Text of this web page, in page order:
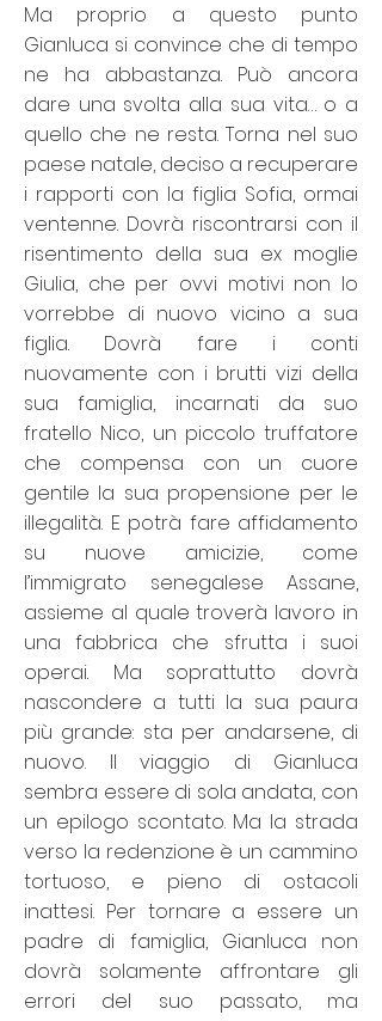
Ma proprio a questo punto
Gianluca si convince che di tempo
ne ha abbastanza. Può ancora
dare una svolta alla sua vita… o a
quello che ne resta. Torna nel suo
paese natale, deciso a recuperare
i rapporti con la figlia Sofia, ormai
ventenne. Dovrà riscontrarsi con il
risentimento della sua ex moglie
Giulia, che per ovvi motivi non lo
vorrebbe di nuovo vicino a sua
figlia. Dovrà fare i conti
nuovamente con i brutti vizi della
sua famiglia, incarnati da suo
fratello Nico, un piccolo truffatore
che compensa con un cuore
gentile la sua propensione per le
illegalità. E potrà fare affidamento
su nuove amicizie, come
l’immigrato senegalese Assane,
assieme al quale troverà lavoro in
una fabbrica che sfrutta i suoi
operai. Ma soprattutto dovrà
nascondere a tutti la sua paura
più grande: sta per andarsene, di
nuovo. Il viaggio di Gianluca
sembra essere di sola andata, con
un epilogo scontato. Ma la strada
verso la redenzione è un cammino
tortuoso, e pieno di ostacoli
inattesi. Per tornare a essere un
padre di famiglia, Gianluca non
dovrà solamente affrontare gli
errori del suo passato, ma